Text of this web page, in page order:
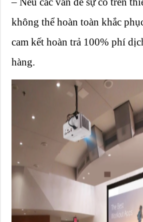
không thể hoàn toàn khắc
cam kết hoàn trả 100% phí
hàng.